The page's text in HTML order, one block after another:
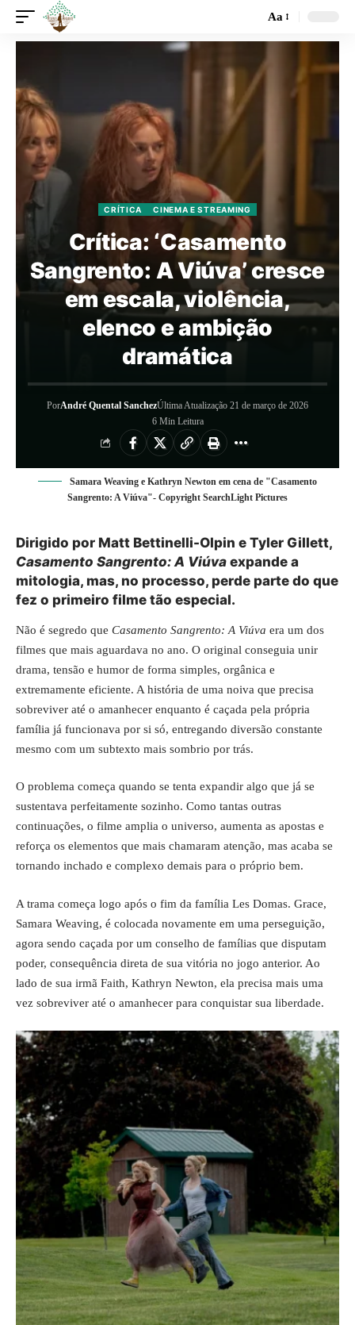
Aa
CRÍTICA CINEMA E STREAMING
Crítica: ‘Casamento
Sangrento: A Viúva’ cresce
em escala, violência,
elenco e ambição
dramática
PorAndré Quental SanchezÚltima Atualização 21 de março de 2026
6 Min Leitura
Samara Weaving e Kathryn Newton em cena de "Casamento
Sangrento: A Viúva"- Copyright SearchLight Pictures
Dirigido por Matt Bettinelli-Olpin e Tyler Gillett,
Casamento Sangrento: A Viúva expande a
mitologia, mas, no processo, perde parte do que
fez o primeiro filme tão especial.
Não é segredo que Casamento Sangrento: A Viúva era um dos
filmes que mais aguardava no ano. O original conseguia unir
drama, tensão e humor de forma simples, orgânica e
extremamente eficiente. A história de uma noiva que precisa
sobreviver até o amanhecer enquanto é caçada pela própria
família já funcionava por si só, entregando diversão constante
mesmo com um subtexto mais sombrio por trás.
O problema começa quando se tenta expandir algo que já se
sustentava perfeitamente sozinho. Como tantas outras
continuações, o filme amplia o universo, aumenta as apostas e
reforça os elementos que mais chamaram atenção, mas acaba se
tornando inchado e complexo demais para o próprio bem.
A trama começa logo após o fim da família Les Domas. Grace,
Samara Weaving, é colocada novamente em uma perseguição,
agora sendo caçada por um conselho de famílias que disputam
poder, consequência direta de sua vitória no jogo anterior. Ao
lado de sua irmã Faith, Kathryn Newton, ela precisa mais uma
vez sobreviver até o amanhecer para conquistar sua liberdade.